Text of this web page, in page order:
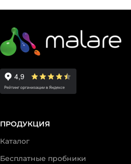
ПРОДУКЦИЯ
Каталог
Бесплатные пробники